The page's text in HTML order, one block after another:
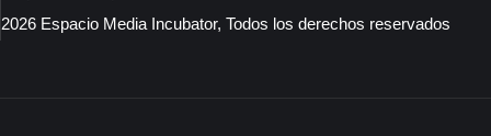
2026 Espacio Media Incubator, Todos los derechos reservados